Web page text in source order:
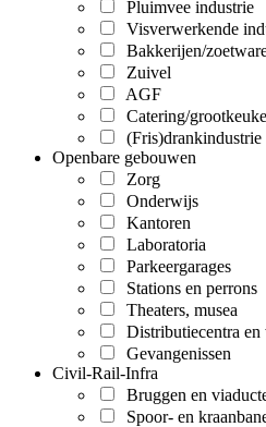
Pluimvee industrie
Visverwerkende
Bakkerijen/
Zuivel
AGF
Catering/
(Fris)drankindustrie
Openbare gebouwen
Zorg
Onderwijs
Kantoren
Laboratoria
Parkeergarages
Stations en perrons
Theaters, musea
Distributiecentra
Gevangenissen
Civil-Rail-Infra
Bruggen en
Spoor- en